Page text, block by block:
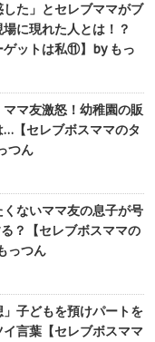
た」とセレブママがブ
に現れた人とは！？
ゲットは私⑪】by もっ
ママ友激怒！幼稚園の販
【セレブボスママのタ
つん
ないママ友の息子が号
？【セレブボスママの
っつん
」子どもを預けパートを
言葉【セレブボスママ